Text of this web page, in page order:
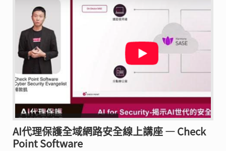
AI代理保護全域網路安全線上講座 — Check
Point Software